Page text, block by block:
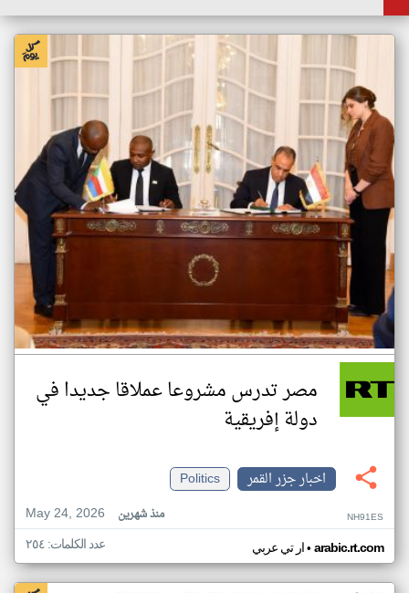
مصر تدرس مشروعا عملاقا جديدا في
دولة إفريقية
اخبار جزر القمر
Politics
May 24, 2026
منذ شهرين NH91ES
ار تي عربي• arabic.rt.com عدد الكلمات: ٢٥٤